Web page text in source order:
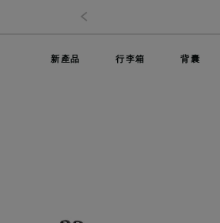
新產品 行李箱 背囊